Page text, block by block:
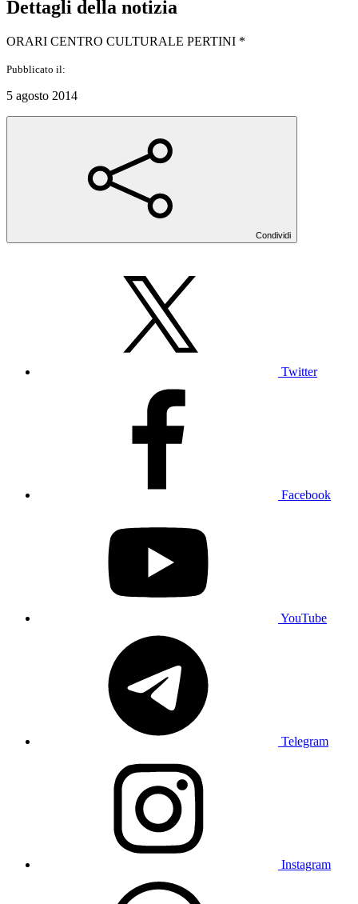
Dettagli della notizia
ORARI CENTRO CULTURALE PERTINI *
Pubblicato il:
5 agosto 2014
Condividi
Twitter
Facebook
YouTube
Telegram
Instagram